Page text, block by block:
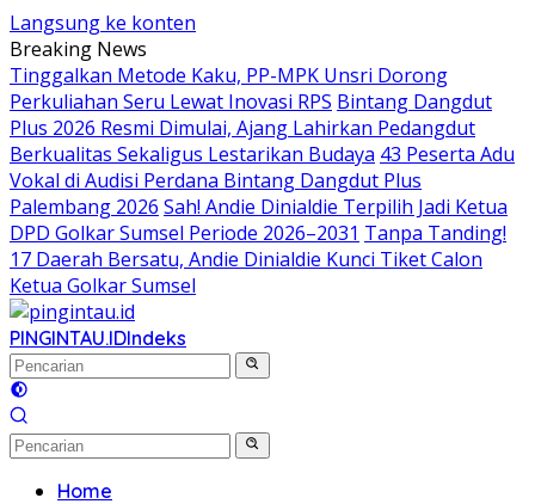
Langsung ke konten
Breaking News
Tinggalkan Metode Kaku, PP-MPK Unsri Dorong
Perkuliahan Seru Lewat Inovasi RPS Bintang Dangdut
Plus 2026 Resmi Dimulai, Ajang Lahirkan Pedangdut
Berkualitas Sekaligus Lestarikan Budaya 43 Peserta Adu
Vokal di Audisi Perdana Bintang Dangdut Plus
Palembang 2026 Sah! Andie Dinialdie Terpilih Jadi Ketua
DPD Golkar Sumsel Periode 2026–2031 Tanpa Tanding!
17 Daerah Bersatu, Andie Dinialdie Kunci Tiket Calon
Ketua Golkar Sumsel
PINGINTAU.IDIndeks
Home